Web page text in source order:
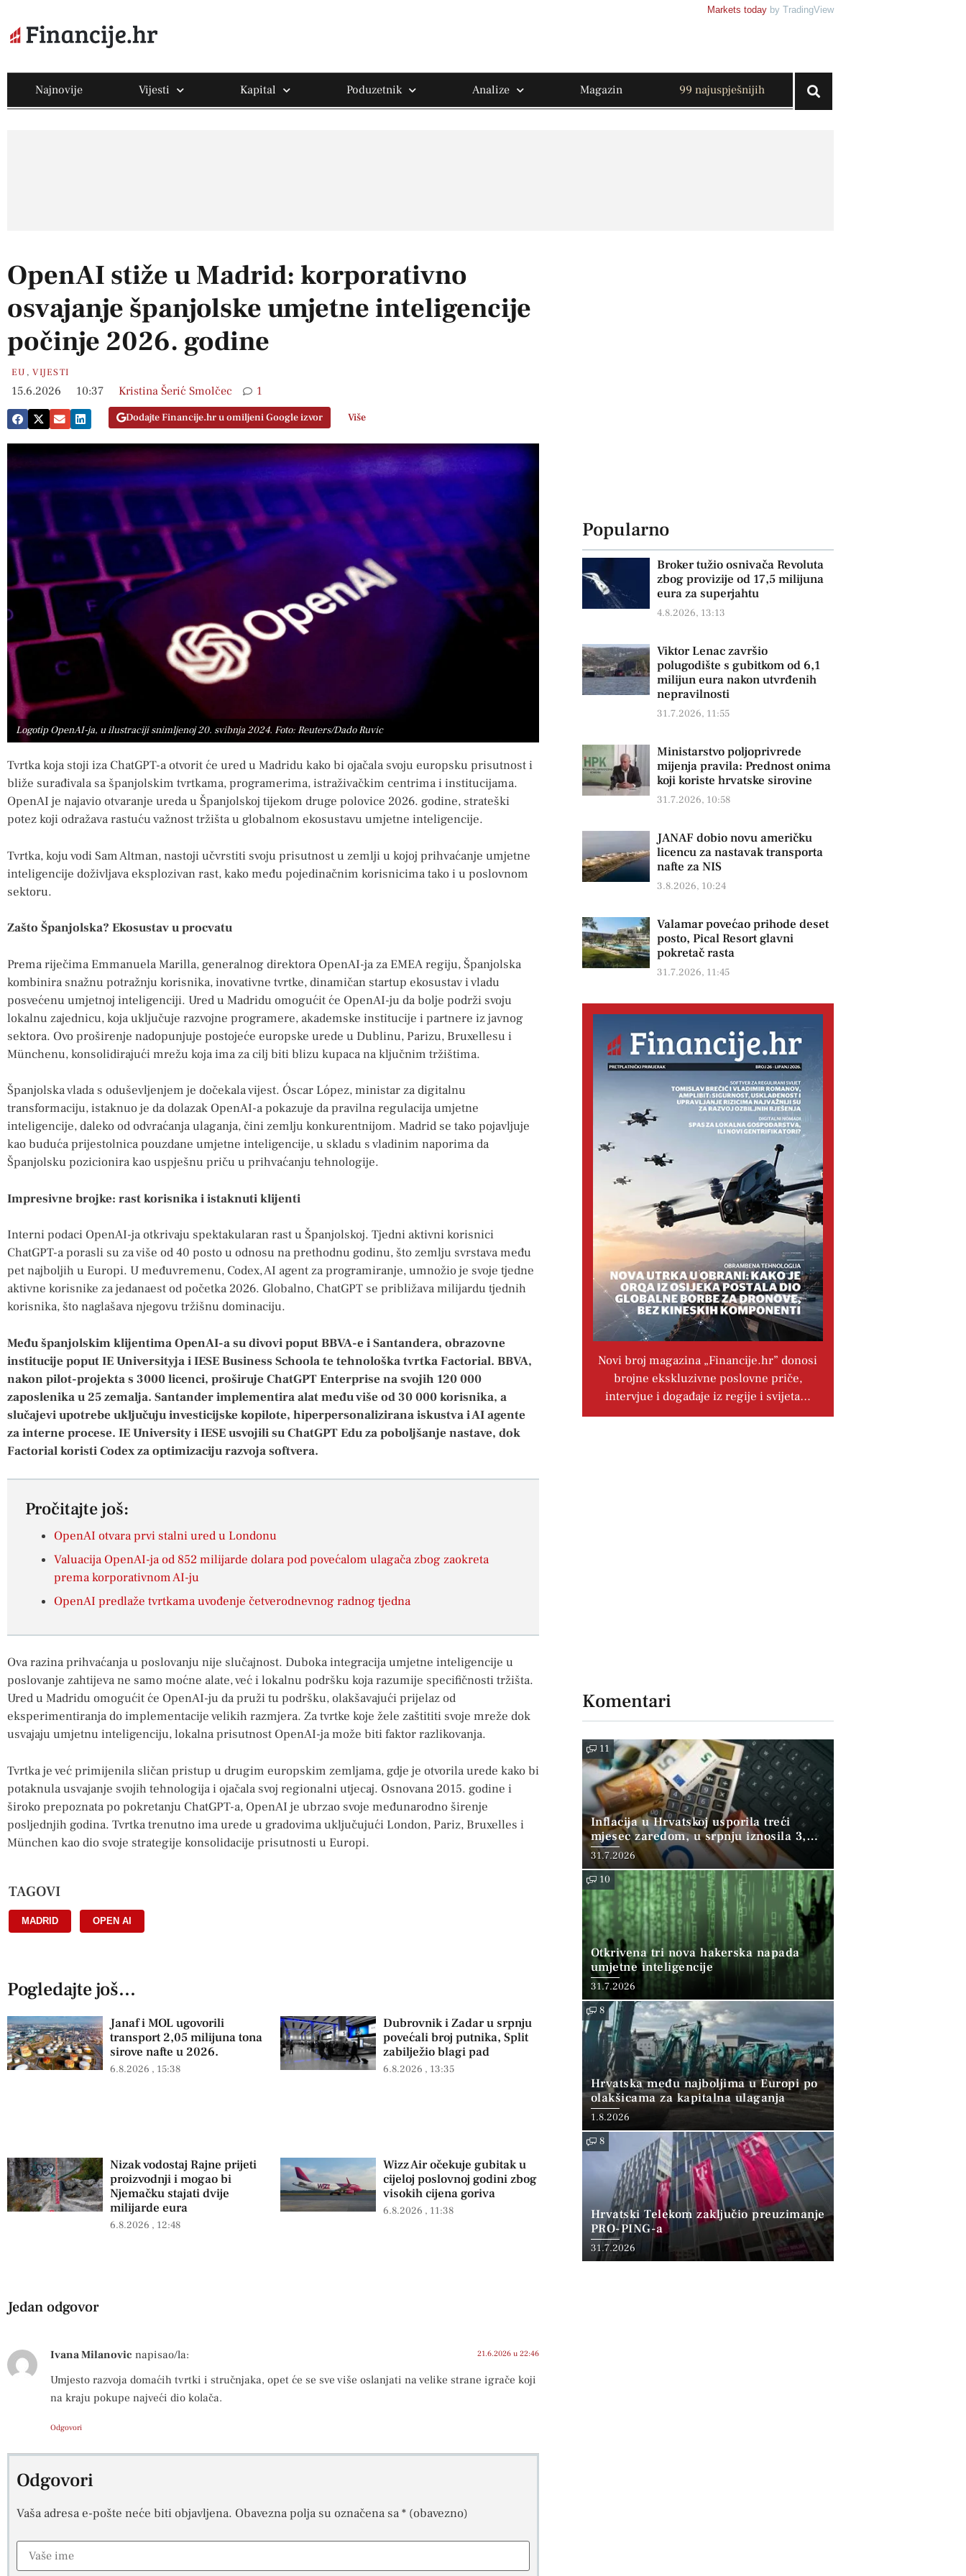
Markets today by TradingView
Najnovije Vijesti Kapital Poduzetnik Analize Magazin 99 najuspješnijih
OpenAI stiže u Madrid: korporativno
osvajanje španjolske umjetne inteligencije
počinje 2026. godine
EU ,VIJESTI
15.6.2026 10:37 Kristina Šerić Smolčec 1
Dodajte Financije.hr u omiljeni Google izvor Više
Logotip OpenAI-ja, u ilustraciji snimljenoj 20. svibnja 2024. Foto: Reuters/Dado Ruvic
Tvrtka koja stoji iza ChatGPT-a otvorit će ured u Madridu kako bi ojačala svoju europsku prisutnost i
bliže surađivala sa španjolskim tvrtkama, programerima, istraživačkim centrima i institucijama.
OpenAI je najavio otvaranje ureda u Španjolskoj tijekom druge polovice 2026. godine, strateški
potez koji odražava rastuću važnost tržišta u globalnom ekosustavu umjetne inteligencije.
Tvrtka, koju vodi Sam Altman, nastoji učvrstiti svoju prisutnost u zemlji u kojoj prihvaćanje umjetne
inteligencije doživljava eksplozivan rast, kako među pojedinačnim korisnicima tako i u poslovnom
sektoru.
Zašto Španjolska? Ekosustav u procvatu
Prema riječima Emmanuela Marilla, generalnog direktora OpenAI-ja za EMEA regiju, Španjolska
kombinira snažnu potražnju korisnika, inovativne tvrtke, dinamičan startup ekosustav i vladu
posvećenu umjetnoj inteligenciji. Ured u Madridu omogućit će OpenAI-ju da bolje podrži svoju
lokalnu zajednicu, koja uključuje razvojne programere, akademske institucije i partnere iz javnog
sektora. Ovo proširenje nadopunjuje postojeće europske urede u Dublinu, Parizu, Bruxellesu i
Münchenu, konsolidirajući mrežu koja ima za cilj biti blizu kupaca na ključnim tržištima.
Španjolska vlada s oduševljenjem je dočekala vijest. Óscar López, ministar za digitalnu
transformaciju, istaknuo je da dolazak OpenAI-a pokazuje da pravilna regulacija umjetne
inteligencije, daleko od odvraćanja ulaganja, čini zemlju konkurentnijom. Madrid se tako pojavljuje
kao buduća prijestolnica pouzdane umjetne inteligencije, u skladu s vladinim naporima da
Španjolsku pozicionira kao uspješnu priču u prihvaćanju tehnologije.
Impresivne brojke: rast korisnika i istaknuti klijenti
Interni podaci OpenAI-ja otkrivaju spektakularan rast u Španjolskoj. Tjedni aktivni korisnici
ChatGPT-a porasli su za više od 40 posto u odnosu na prethodnu godinu, što zemlju svrstava među
pet najboljih u Europi. U međuvremenu, Codex, AI agent za programiranje, umnožio je svoje tjedne
aktivne korisnike za jedanaest od početka 2026. Globalno, ChatGPT se približava milijardu tjednih
korisnika, što naglašava njegovu tržišnu dominaciju.
Među španjolskim klijentima OpenAI-a su divovi poput BBVA-e i Santandera, obrazovne
institucije poput IE Universityja i IESE Business Schoola te tehnološka tvrtka Factorial. BBVA,
nakon pilot-projekta s 3000 licenci, proširuje ChatGPT Enterprise na svojih 120 000
zaposlenika u 25 zemalja. Santander implementira alat među više od 30 000 korisnika, a
slučajevi upotrebe uključuju investicijske kopilote, hiperpersonalizirana iskustva i AI agente
za interne procese. IE University i IESE usvojili su ChatGPT Edu za poboljšanje nastave, dok
Factorial koristi Codex za optimizaciju razvoja softvera.
Pročitajte još:
OpenAI otvara prvi stalni ured u Londonu
Valuacija OpenAI-ja od 852 milijarde dolara pod povećalom ulagača zbog zaokreta
prema korporativnom AI-ju
OpenAI predlaže tvrtkama uvođenje četverodnevnog radnog tjedna
Ova razina prihvaćanja u poslovanju nije slučajnost. Duboka integracija umjetne inteligencije u
poslovanje zahtijeva ne samo moćne alate, već i lokalnu podršku koja razumije specifičnosti tržišta.
Ured u Madridu omogućit će OpenAI-ju da pruži tu podršku, olakšavajući prijelaz od
eksperimentiranja do implementacije velikih razmjera. Za tvrtke koje žele zaštititi svoje mreže dok
usvajaju umjetnu inteligenciju, lokalna prisutnost OpenAI-ja može biti faktor razlikovanja.
Tvrtka je već primijenila sličan pristup u drugim europskim zemljama, gdje je otvorila urede kako bi
potaknula usvajanje svojih tehnologija i ojačala svoj regionalni utjecaj. Osnovana 2015. godine i
široko prepoznata po pokretanju ChatGPT-a, OpenAI je ubrzao svoje međunarodno širenje
posljednjih godina. Tvrtka trenutno ima urede u gradovima uključujući London, Pariz, Bruxelles i
München kao dio svoje strategije konsolidacije prisutnosti u Europi.
TAGOVI
MADRID OPEN AI
Pogledajte još...
Janaf i MOL ugovorili
transport 2,05 milijuna tona
sirove nafte u 2026.
6.8.2026 15:38
Dubrovnik i Zadar u srpnju
povećali broj putnika, Split
zabilježio blagi pad
6.8.2026 13:35
Nizak vodostaj Rajne prijeti
proizvodnji i mogao bi
Njemačku stajati dvije
milijarde eura
6.8.2026 12:48
Wizz Air očekuje gubitak u
cijeloj poslovnoj godini zbog
visokih cijena goriva
6.8.2026 11:38
Jedan odgovor
Ivana Milanovic napisao/la: 21.6.2026 u 22:46
Umjesto razvoja domaćih tvrtki i stručnjaka, opet će se sve više oslanjati na velike strane igrače koji
na kraju pokupe najveći dio kolača.
Odgovori
Odgovori
Vaša adresa e-pošte neće biti objavljena. Obavezna polja su označena sa* (obavezno)
Popularno
Broker tužio osnivača Revoluta
zbog provizije od 17,5 milijuna
eura za superjahtu
4.8.2026, 13:13
Viktor Lenac završio
polugodište s gubitkom od 6,1
milijun eura nakon utvrđenih
nepravilnosti
31.7.2026, 11:55
Ministarstvo poljoprivrede
mijenja pravila: Prednost onima
koji koriste hrvatske sirovine
31.7.2026, 10:58
JANAF dobio novu američku
licencu za nastavak transporta
nafte za NIS
3.8.2026, 10:24
Valamar povećao prihode deset
posto, Pical Resort glavni
pokretač rasta
31.7.2026, 11:45
Novi broj magazina „Financije.hr” donosi
brojne ekskluzivne poslovne priče,
intervjue i događaje iz regije i svijeta…
Komentari
11
Inflacija u Hrvatskoj usporila treći
mjesec zaredom, u srpnju iznosila 3,9
posto
31.7.2026
10
Otkrivena tri nova hakerska napada
umjetne inteligencije
31.7.2026
8
Hrvatska među najboljima u Europi po
olakšicama za kapitalna ulaganja
1.8.2026
8
Hrvatski Telekom zaključio preuzimanje
PRO-PING-a
31.7.2026